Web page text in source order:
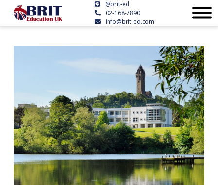
@brit-ed
02-168-7890
info@brit-ed.com